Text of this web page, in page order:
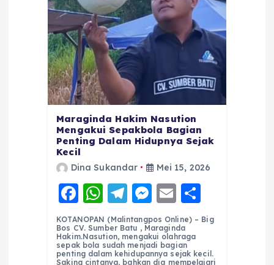
Maraginda Hakim Nasution
Mengakui Sepakbola Bagian
Penting Dalam Hidupnya Sejak
Kecil
Dina Sukandar Mei 15, 2026
F
a
c
e
W
h
a
ts
T
el
e
g
M
e
ss
e
E
m
ai
l
h
re
KOTANOPAN (Malintangpos Online) – Big
Bos CV. Sumber Batu , Maraginda
Hakim.Nasution, mengakui olahraga
sepak bola sudah menjadi bagian
penting dalam kehidupannya sejak kecil.
Saking cintanya, bahkan dia mempelajari